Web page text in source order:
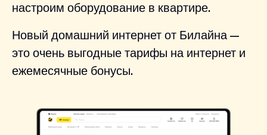
настроим оборудование в квартире.
Новый домашний интернет от Билайна —
это очень выгодные тарифы на интернет и
ежемесячные бонусы.